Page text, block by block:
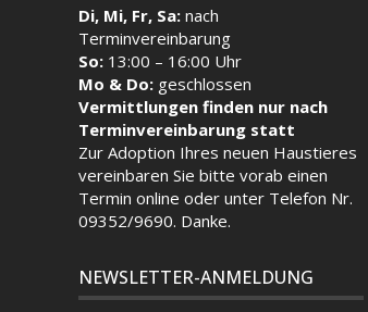
Di, Mi, Fr, Sa: nach
Terminvereinbarung
So: 13:00 – 16:00 Uhr
Mo & Do: geschlossen
Vermittlungen finden nur nach
Terminvereinbarung statt
Zur Adoption Ihres neuen Haustieres
vereinbaren Sie bitte vorab einen
Termin online oder unter Telefon Nr.
09352/9690. Danke.
NEWSLETTER-ANMELDUNG